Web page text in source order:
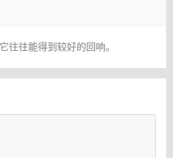
往往能得到较好的回响。